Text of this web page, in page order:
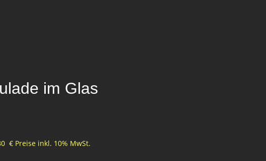
im Glas
€ Preise inkl. 10% MwSt.